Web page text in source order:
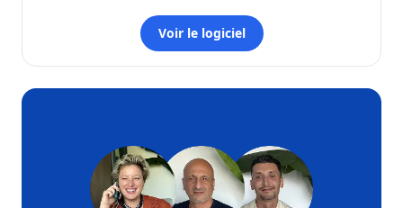
Voir le logiciel